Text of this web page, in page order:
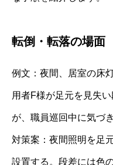
転倒・転落の場面
例文：夜間、居室の床
用者F様が足元を見失
が、職員巡回中に気づ
対策案：夜間照明を足
設置する。段差には色